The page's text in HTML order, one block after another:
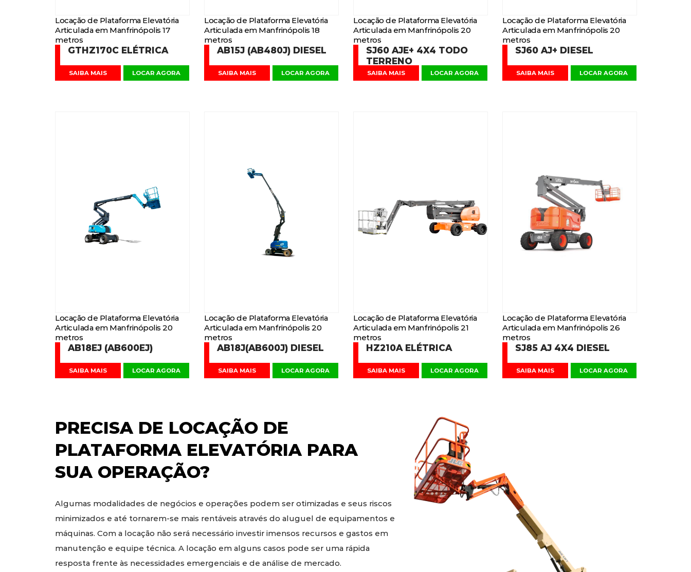
Locação de Plataforma Elevatória
Articulada em Manfrinópolis 17
metros
GTHZ170C ELÉTRICA
SAIBA MAIS LOCAR AGORA
Locação de Plataforma Elevatória
Articulada em Manfrinópolis 18
metros
AB15J (AB480J) DIESEL
SAIBA MAIS LOCAR AGORA
Locação de Plataforma Elevatória
Articulada em Manfrinópolis 20
metros
SJ60 AJE+ 4X4 TODO
TERRENO
SAIBA MAIS LOCAR AGORA
Locação de Plataforma Elevatória
Articulada em Manfrinópolis 20
metros
SJ60 AJ+ DIESEL
SAIBA MAIS LOCAR AGORA
Locação de Plataforma Elevatória
Articulada em Manfrinópolis 20
metros
AB18EJ (AB600EJ)
SAIBA MAIS LOCAR AGORA
Locação de Plataforma Elevatória
Articulada em Manfrinópolis 20
metros
AB18J(AB600J) DIESEL
SAIBA MAIS LOCAR AGORA
Locação de Plataforma Elevatória
Articulada em Manfrinópolis 21
metros
HZ210A ELÉTRICA
SAIBA MAIS LOCAR AGORA
Locação de Plataforma Elevatória
Articulada em Manfrinópolis 26
metros
SJ85 AJ 4X4 DIESEL
SAIBA MAIS LOCAR AGORA
PRECISA DE LOCAÇÃO DE
PLATAFORMA ELEVATÓRIA PARA
SUA OPERAÇÃO?
Algumas modalidades de negócios e operações podem ser otimizadas e seus riscos
minimizados e até tornarem-se mais rentáveis através do aluguel de equipamentos e
máquinas. Com a locação não será necessário investir imensos recursos e gastos em
manutenção e equipe técnica. A locação em alguns casos pode ser uma rápida
resposta frente às necessidades emergenciais e de análise de mercado.